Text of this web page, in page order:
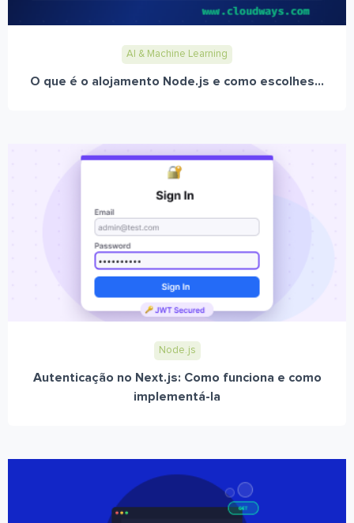
AI & Machine Learning
O que é o alojamento Node.js e como escolhes...
Node.js
Autenticação no Next.js: Como funciona e como
implementá-la